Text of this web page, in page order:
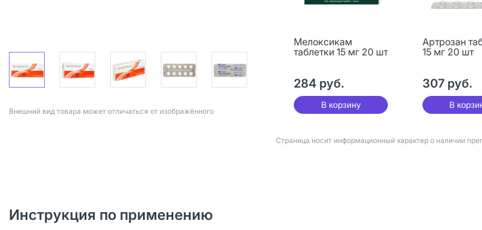
Bнешний вид товара может отличаться от изображённого
Мелоксикам
таблетки 15 мг 20 шт
284 руб.
В корзину
Артрозан
15 мг 20 шт
307 руб.
В
Страница носит информационный характер о наличии
Инструкция по применению